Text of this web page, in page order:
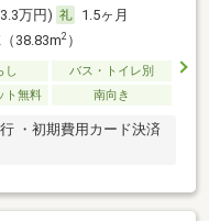
万円)
1.5ヶ月
38.83m2）
し
バス・トイレ別
ト無料 南向き
・初期費用カード決済